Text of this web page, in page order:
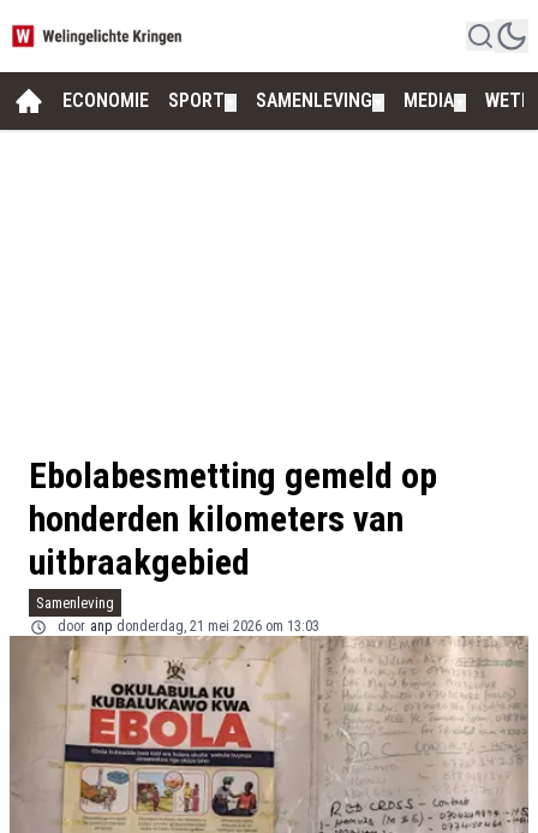
ECONOMIE SPORT SAMENLEVING MEDIA
Ebolabesmetting gemeld op
honderden kilometers van
uitbraakgebied
Samenleving
door anp donderdag, 21 mei 2026 om 13:03